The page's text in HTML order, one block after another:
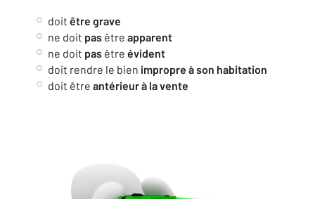
doit être grave
ne doit pas être apparent
ne doit pas être évident
doit rendre le bien impropre à son habitation
doit être antérieur à la vente